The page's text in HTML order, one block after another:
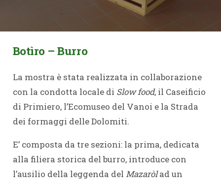
Botìro – Burro
La mostra è stata realizzata in collaborazione
con la condotta locale di Slow food, il Caseificio
di Primiero, l’Ecomuseo del Vanoi e la Strada
dei formaggi delle Dolomiti.
E’ composta da tre sezioni: la prima, dedicata
alla filiera storica del burro, introduce con
l’ausilio della leggenda del Mazaròlad un